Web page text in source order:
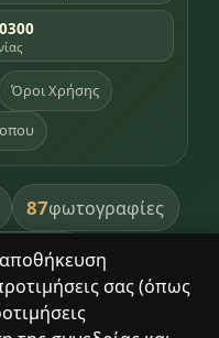
σας (όπως
Όροι Χρήσης
87φωτογραφίες